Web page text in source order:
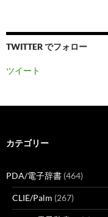
TWITTER でフォロー
ツイート
カテゴリー
PDA/電子辞書 (464)
CLIE/Palm (267)